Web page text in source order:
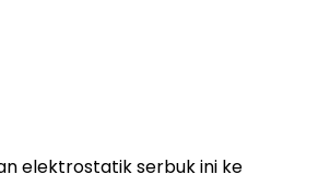
elektrostatik serbuk ini ke